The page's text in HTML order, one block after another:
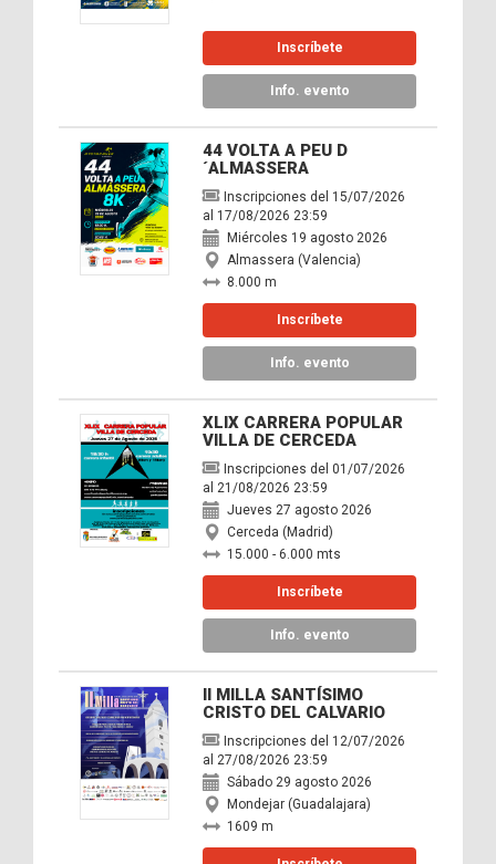
Inscríbete
Info. evento
44 VOLTA A PEU D
´ALMASSERA
Inscripciones del 15/07/2026
al 17/08/2026 23:59
Miércoles 19 agosto 2026
Almassera (Valencia)
8.000 m
Inscríbete
Info. evento
XLIX CARRERA POPULAR
VILLA DE CERCEDA
Inscripciones del 01/07/2026
al 21/08/2026 23:59
Jueves 27 agosto 2026
Cerceda (Madrid)
15.000 - 6.000 mts
Inscríbete
Info. evento
II MILLA SANTÍSIMO
CRISTO DEL CALVARIO
Inscripciones del 12/07/2026
al 27/08/2026 23:59
Sábado 29 agosto 2026
Mondejar (Guadalajara)
1609 m